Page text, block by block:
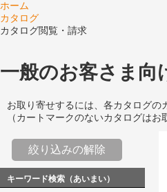
ホーム
カタログ
カタログ閲覧・請求
一般のお客さま向
お取り寄せするには、各カタログの
（カートマークのないカタログはお
絞り込みの解除
キーワード検索（あいまい）